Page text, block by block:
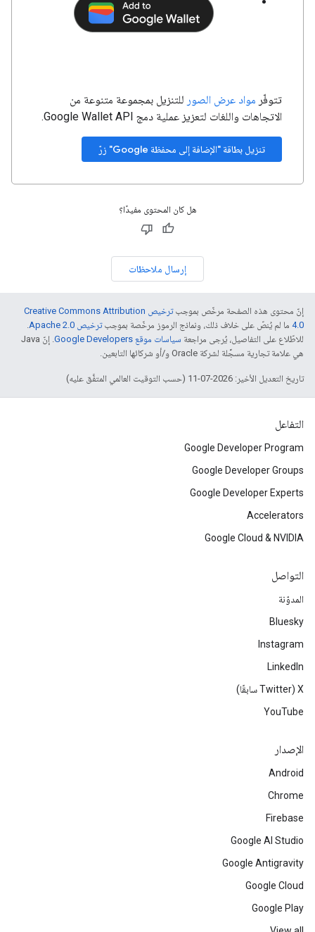
تتوفّر مواد عرض الصور للتنزيل بمجموعة متنوعة من
الاتجاهات واللغات لتعزيز عملية دمج Google Wallet API.
تنزيل بطاقة "الإضافة إلى محفظة Google" زرّ
هل كان المحتوى مفيدًا؟
إرسال ملاحظات
إنّ محتوى هذه الصفحة مرخّص بموجب
ترخيص Creative Commons Attribution
4.0‏ ما لم يُنصّ على خلاف ذلك، ونماذج الرموز مرخّصة بموجبترخيص Apache 2.0‏
.
للاطّلاع على التفاصيل، يُرجى مراجعة سياسات موقع Google Developers‏
. إنّ Java
هي علامة تجارية مسجَّلة لشركة Oracle و/أو شركائها التابعين.
تاريخ التعديل الأخير: 2026-07-11 (حسب التوقيت العالمي المتفَّق عليه)
التفاعل
Google Developer Program
Google Developer Groups
Google Developer Experts
Accelerators
Google Cloud & NVIDIA
التواصل
المدوّنة
Bluesky
Instagram
LinkedIn
‫X ‏(Twitter سابقًا)
YouTube
الإصدار
Android
Chrome
Firebase
Google AI Studio
Google Antigravity
Google Cloud
Google Play